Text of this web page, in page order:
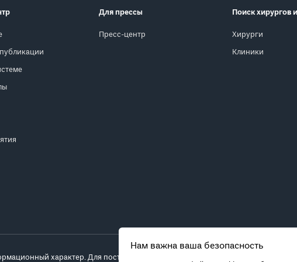
Нам важна ваша безопасность
Для прессы
Пресс-центр
Поиск хирургов
Хирурги
Клиники
характер. Для постановки диагноза и выбора метода лечения